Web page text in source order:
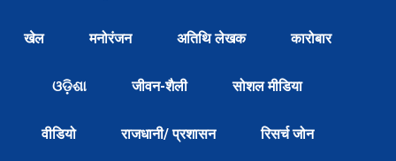
खेल मनोरंजन अतिथि लेखक कारोबार
ଓଡ଼ିଶା जीवन-शैली सोशल मीडिया
वीडियो राजधानी/ प्रशासन रिसर्च जोन